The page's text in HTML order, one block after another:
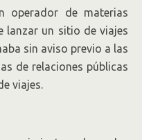
operador de materias
lanzar un sitio de viajes
sin aviso previo a las
de relaciones públicas
viajes.